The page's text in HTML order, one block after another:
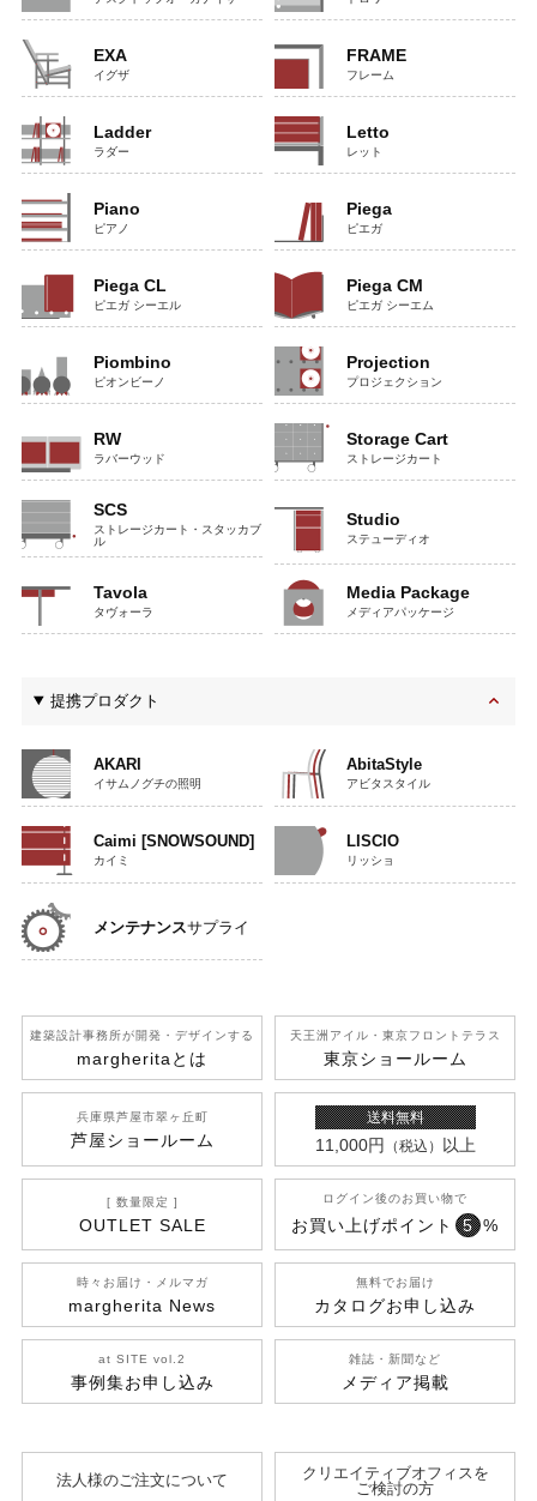
EXA
イグザ
FRAME
フレーム
Ladder
ラダー
Letto
レット
Piano
ピアノ
Piega
ピエガ
Piega CL
ピエガ シーエル
Piega CM
ピエガ シーエム
Piombino
ピオンビーノ
Projection
プロジェクション
RW
ラバーウッド
Storage Cart
ストレージカート
SCS
ストレージカート・スタッカブ
ル
Studio
ステューディオ
Tavola
タヴォーラ
Media Package
メディアパッケージ
提携プロダクト
AKARI
イサムノグチの照明
AbitaStyle
アビタスタイル
Caimi [SNOWSOUND]
カイミ
LISCIO
リッショ
メンテナンスサプライ
建築設計事務所が開発 ・デザインする
margherita とは
天王洲アイル ・東京フロントテラス
東京ショールーム
兵庫県芦屋市翠ヶ丘町
芦屋ショールーム
送料無料
11,000円 （税込） 以上
[ 数量限定 ]
OUTLET SALE
ログイン後のお買い物で
お買い上げポイント 5 %
時々お届け・メルマガ
margherita News
無料でお届け
カタログお申し込み
at SITE vol.2
事例集お申し込み
雑誌・新聞など
メディア掲載
法人様のご注文について
クリエイティブオフィスを
ご検討の方